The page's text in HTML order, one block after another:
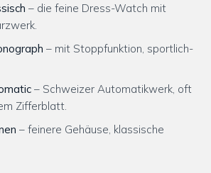
– die feine Dress-Watch mit
– mit Stoppfunktion, sportlich-
– Schweizer Automatikwerk, oft
Zifferblatt.
– feinere Gehäuse, klassische